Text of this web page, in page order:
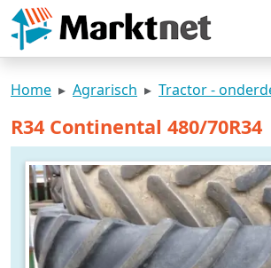
Home Agrarisch Tractor -
R34 Continental 480/70R34